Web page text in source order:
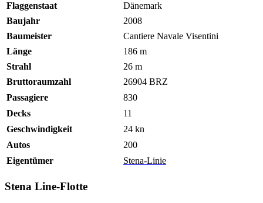
Flaggenstaat
Dänemark
Baujahr
2008
Baumeister
Cantiere Navale Visentini
Länge
186 m
Strahl
26 m
Bruttoraumzahl
26904 BRZ
Passagiere
830
Decks
11
Geschwindigkeit
24 kn
Autos
200
Eigentümer
Stena-Linie
Stena Line-Flotte